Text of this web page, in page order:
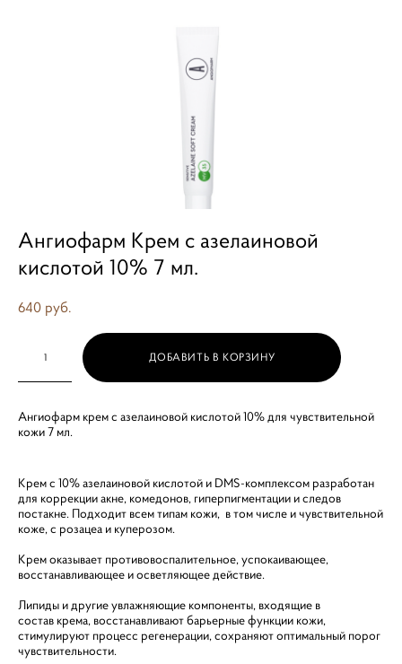
Ангиофарм Крем с азелаиновой
кислотой 10% 7 мл.
640 pуб.
ДОБАВИТЬ В КОРЗИНУ
Ангиофарм крем с азелаиновой кислотой 10% для чувствительной
кожи 7 мл.
Крем с 10% азелаиновой кислотой и DMS-комплексом разработан
для коррекции акне, комедонов, гиперпигментации и следов
постакне. Подходит всем типам кожи, в том числе и чувствительной
коже, с розацеа и куперозом.
Крем оказывает противовоспалительное, успокаивающее,
восстанавливающее и осветляющее действие.
Липиды и другие увлажняющие компоненты, входящие в
состав крема, восстанавливают барьерные функции кожи,
стимулируют процесс регенерации, сохраняют оптимальный порог
чувствительности.